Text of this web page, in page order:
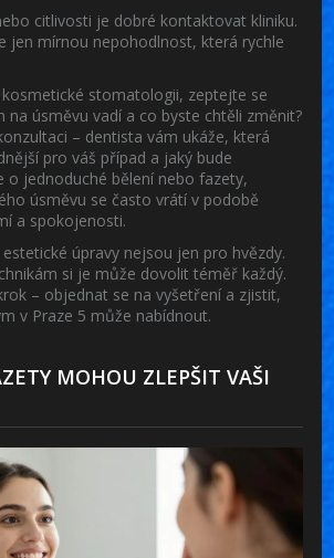
citlivosti je dobré kontaktovat kliniku.
jen mírnou nepohodlnost, která rychle
stomatologii, zeptejte se
na úsměvu vadí a co byste chtěli změnit?
– dentista vám ukáže, která
pro váš případ a jaký bude
o jednoduché bělení nebo fazety,
úsměvu se často vrátí v podobě
a spokojenosti.
úpravy nejsou jen pro hvězdy.
si je může dovolit téměř každý.
– objednat se na vyšetření a zjistit,
v Praze 5 může nabídnout.
MOHOU ZLEPŠIT VAŠI